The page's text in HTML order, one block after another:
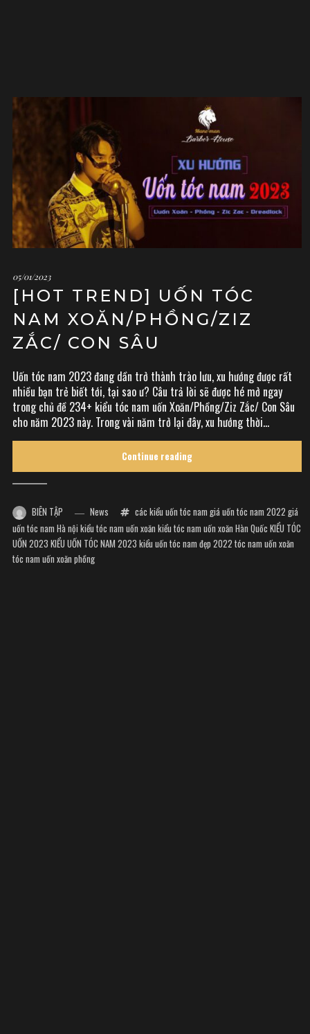
05/01/2023
[HOT TREND] UỐN TÓC
NAM XOĂN/PHỒNG/ZIZ
ZẮC/ CON SÂU
Uốn tóc nam 2023 đang dần trở thành trào lưu, xu hướng được rất
nhiều bạn trẻ biết tới, tại sao ư? Câu trả lời sẽ được hé mở ngay
trong chủ đề 234+ kiểu tóc nam uốn Xoăn/Phồng/Ziz Zắc/ Con Sâu
cho năm 2023 này. Trong vài năm trở lại đây, xu hướng thời...
Continue reading
BIÊN TẬP News các kiểu uốn tóc nam giá uốn tóc nam 2022 giá
uốn tóc nam Hà nội kiểu tóc nam uốn xoăn kiểu tóc nam uốn xoăn Hàn Quốc KIỂU TÓC
UỐN 2023 KIỂU UỐN TÓC NAM 2023 kiểu uốn tóc nam đẹp 2022 tóc nam uốn xoăn
tóc nam uốn xoăn phồng